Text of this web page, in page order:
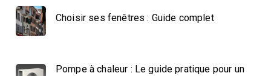
Choisir ses fenêtres : Guide complet
Pompe à chaleur : Le guide pratique pour un